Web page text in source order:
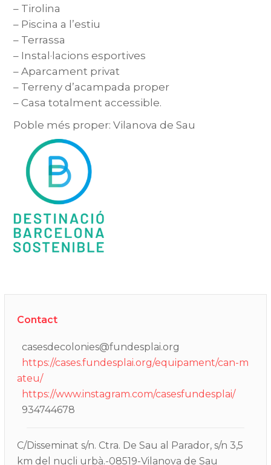
– Tirolina
– Piscina a l’estiu
– Terrassa
– Instal·lacions esportives
– Aparcament privat
– Terreny d’acampada proper
– Casa totalment accessible.
Poble més proper: Vilanova de Sau
Contact
casesdecolonies@fundesplai.org
https://cases.fundesplai.org/equipament/can-m
ateu/
https://www.instagram.com/casesfundesplai/
934744678
C/Disseminat s/n. Ctra. De Sau al Parador, s/n 3,5
km del nucli urbà.-08519-Vilanova de Sau